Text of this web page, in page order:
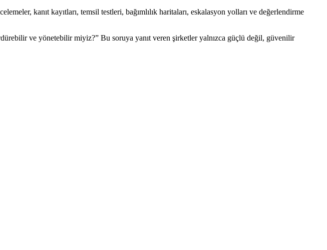
kanıt kayıtları, temsil testleri, bağımlılık haritaları, eskalasyon yolları ve değerlendirme
ve yönetebilir miyiz?” Bu soruya yanıt veren şirketler yalnızca güçlü değil, güvenilir